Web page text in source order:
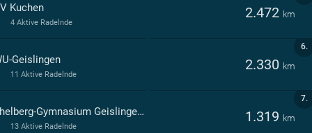
Kuchen 2.472 km
4 Aktive Radelnde
6.
Geislingen 2.330 km
11 Aktive Radelnde
7.
Michelberg-Gymnasium Geislingen an der Steige 1.319 km
13 Aktive Radelnde